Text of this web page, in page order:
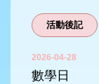
活動後記
2026-04-28
數學日